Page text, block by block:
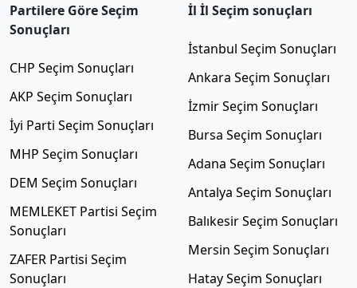
Partilere Göre Seçim
Sonuçları
CHP Seçim Sonuçları
AKP Seçim Sonuçları
İyi Parti Seçim Sonuçları
MHP Seçim Sonuçları
DEM Seçim Sonuçları
MEMLEKET Partisi Seçim
Sonuçları
ZAFER Partisi Seçim
Sonuçları
İl İl Seçim sonuçları
İstanbul Seçim Sonuçları
Ankara Seçim Sonuçları
İzmir Seçim Sonuçları
Bursa Seçim Sonuçları
Adana Seçim Sonuçları
Antalya Seçim Sonuçları
Balıkesir Seçim Sonuçları
Mersin Seçim Sonuçları
Hatay Seçim Sonuçları